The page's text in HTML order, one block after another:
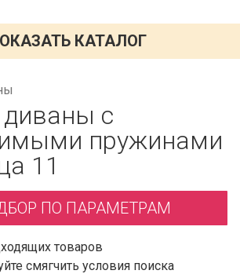
КАТАЛОГ
с
пружинами
11
ПО ПАРАМЕТРАМ
товаров
смягчить условия поиска